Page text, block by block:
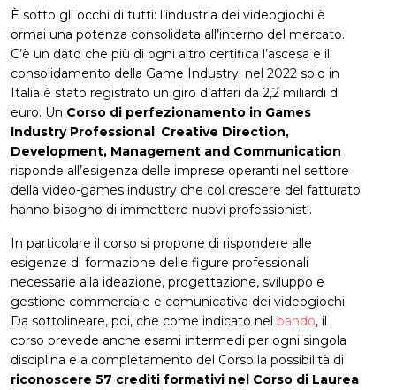
È sotto gli occhi di tutti: l’industria dei videogiochi è
ormai una potenza consolidata all’interno del mercato.
C’è un dato che più di ogni altro certifica l’ascesa e il
consolidamento della Game Industry: nel 2022 solo in
Italia è stato registrato un giro d’affari da 2,2 miliardi di
euro. Un Corso di perfezionamento in Games
Industry Professional: Creative Direction,
Development, Management and Communication
risponde all’esigenza delle imprese operanti nel settore
della video-games industry che col crescere del fatturato
hanno bisogno di immettere nuovi professionisti.
In particolare il corso si propone di rispondere alle
esigenze di formazione delle figure professionali
necessarie alla ideazione, progettazione, sviluppo e
gestione commerciale e comunicativa dei videogiochi.
Da sottolineare, poi, che come indicato nel bando, il
corso prevede anche esami intermedi per ogni singola
disciplina e a completamento del Corso la possibilità di
riconoscere 57 crediti formativi nel Corso di Laurea